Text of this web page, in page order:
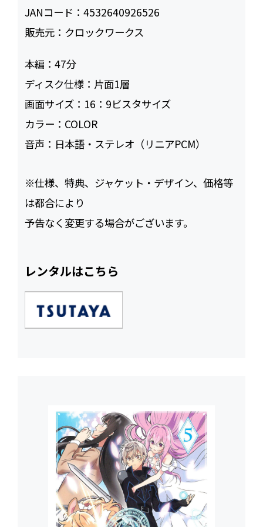
JANコード：4532640926526
販売元： クロックワークス
本編：47
ディスク仕様： 片面1層
画面サイズ： 16：9ビスタサイズ
カラー： COLOR
音声： 日本語・ステレオ（リニアPCM）
※仕様、特典、ジャケット・デザイン、価格等
は都合により
予告なく変更する場合がございます。
レンタルはこちら